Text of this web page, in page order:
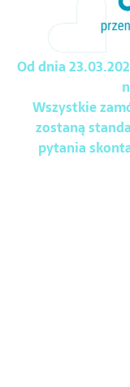
Od dnia
Wszystkie
zostaną
pytania